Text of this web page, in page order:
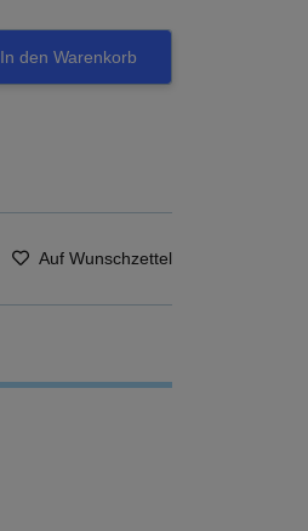
In den Warenkorb
Auf Wunschzettel